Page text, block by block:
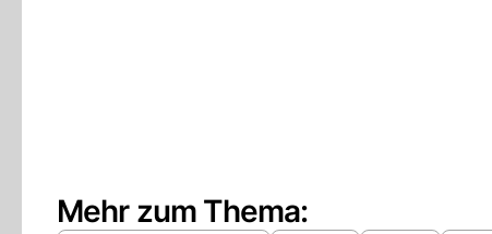
Mehr zum Thema: